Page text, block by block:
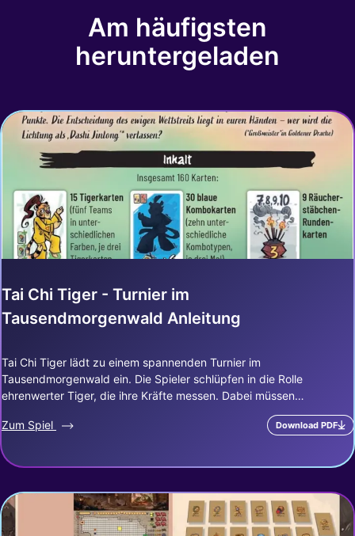
Am häufigsten
heruntergeladen
Tai Chi Tiger - Turnier im
Tausendmorgenwald Anleitung
Tai Chi Tiger lädt zu einem spannenden Turnier im
Tausendmorgenwald ein. Die Spieler schlüpfen in die Rolle
ehrenwerter Tiger, die ihre Kräfte messen. Dabei müssen…
Zum Spiel Download PDF